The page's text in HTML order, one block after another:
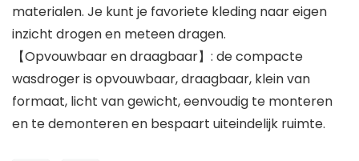
materialen. Je kunt je favoriete kleding naar eigen
inzicht drogen en meteen dragen.
【Opvouwbaar en draagbaar】: de compacte
wasdroger is opvouwbaar, draagbaar, klein van
formaat, licht van gewicht, eenvoudig te monteren
en te demonteren en bespaart uiteindelijk ruimte.